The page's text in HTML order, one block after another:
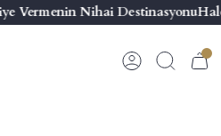
Vermenin Nihai Destinasyonu